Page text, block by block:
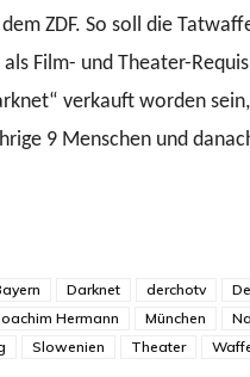
ZDF. So soll die
Film- und Theater-
verkauft worden
9 Menschen und
Darknet derchotv
Hermann München
Slowenien Theater